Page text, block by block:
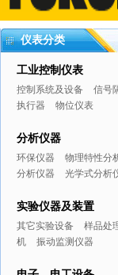
仪表分类
工业控制仪表
控制系统及设备 信号
执行器
物位仪表
分析仪器
环保仪器 物理特性分
分析仪器
光学式分析
实验仪器及装置
其它实验设备 样品处
机
振动监测仪器